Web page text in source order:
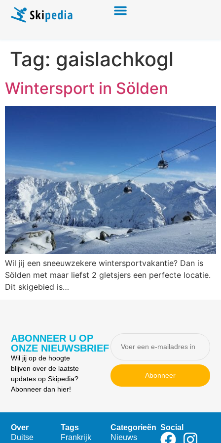
Tag: gaislachkogl
Wintersport in Sölden
Wil jij een sneeuwzekere wintersportvakantie? Dan is
Sölden met maar liefst 2 gletsjers een perfecte locatie.
Dit skigebied is…
ABONNEER U OP
ONZE NIEUWSBRIEF
Wil jij op de hoogte
blijven over de laatste
updates op Skipedia?
Abonneer dan hier!
Abonneer
Over
Duitse
Tags
Frankrijk
Categorieën
Nieuws
Social